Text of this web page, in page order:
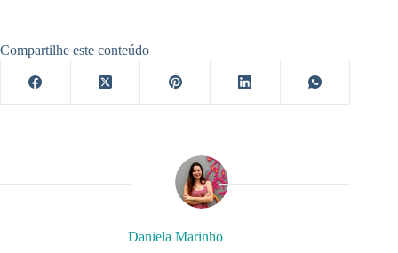
Compartilhe este conteúdo
Daniela Marinho